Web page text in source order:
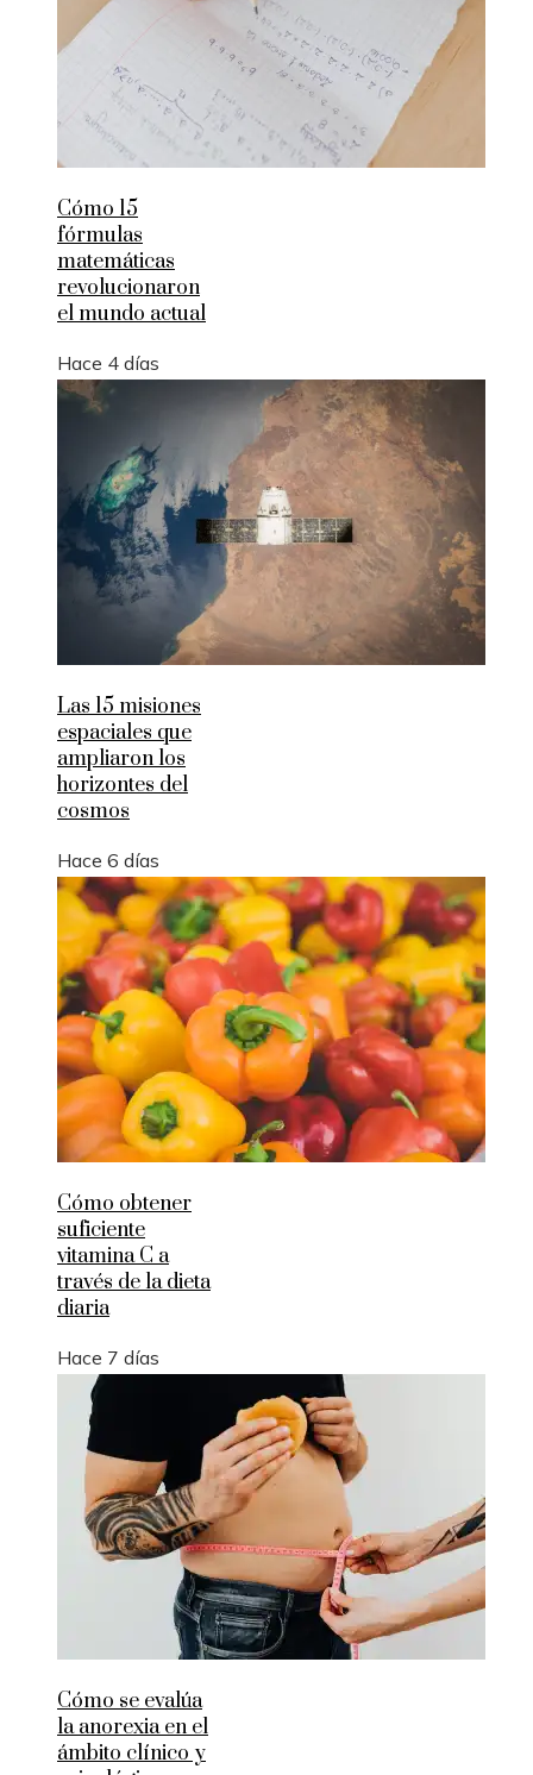
Cómo 15
fórmulas
matemáticas
revolucionaron
el mundo actual
Hace 4 días
Las 15 misiones
espaciales que
ampliaron los
horizontes del
cosmos
Hace 6 días
Cómo obtener
suficiente
vitamina C a
través de la dieta
diaria
Hace 7 días
Cómo se evalúa
la anorexia en el
ámbito clínico y